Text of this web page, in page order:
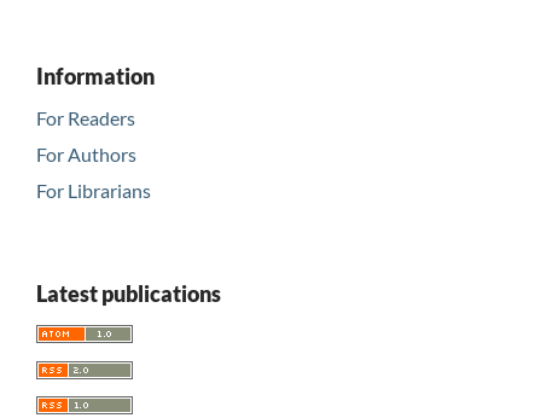
Information
For Readers
For Authors
For Librarians
Latest publications